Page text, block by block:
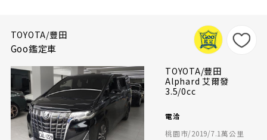
TOYOTA/豐田
Goo鑑定車
TOYOTA/豐田
Alphard 艾爾發
3.5/0cc
電洽
桃園市/2019/7.1萬公里